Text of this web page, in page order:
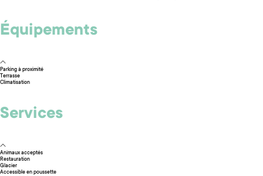
Équipements
Parking à proximité
Terrasse
Climatisation
Services
Animaux acceptés
Restauration
Glacier
Accessible en poussette